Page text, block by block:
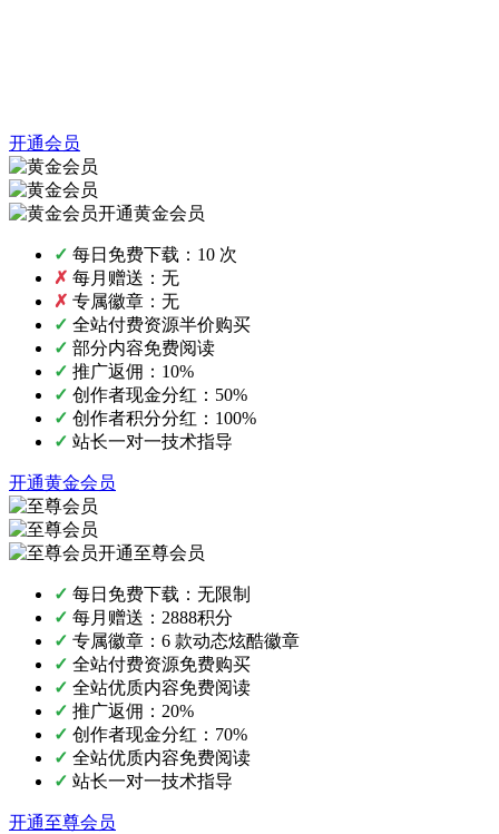
开通会员
开通黄金会员
✓ 每日免费下载：10 次
✗ 每月赠送：无
✗ 专属徽章：无
✓ 全站付费资源半价购买
✓ 部分内容免费阅读
✓ 推广返佣：10%
✓ 创作者现金分红：50%
✓ 创作者积分分红：100%
✓ 站长一对一技术指导
开通黄金会员
开通至尊会员
✓ 每日免费下载：无限制
✓ 每月赠送：2888积分
✓ 专属徽章：6 款动态炫酷徽章
✓ 全站付费资源免费购买
✓ 全站优质内容免费阅读
✓ 推广返佣：20%
✓ 创作者现金分红：70%
✓ 全站优质内容免费阅读
✓ 站长一对一技术指导
开通至尊会员